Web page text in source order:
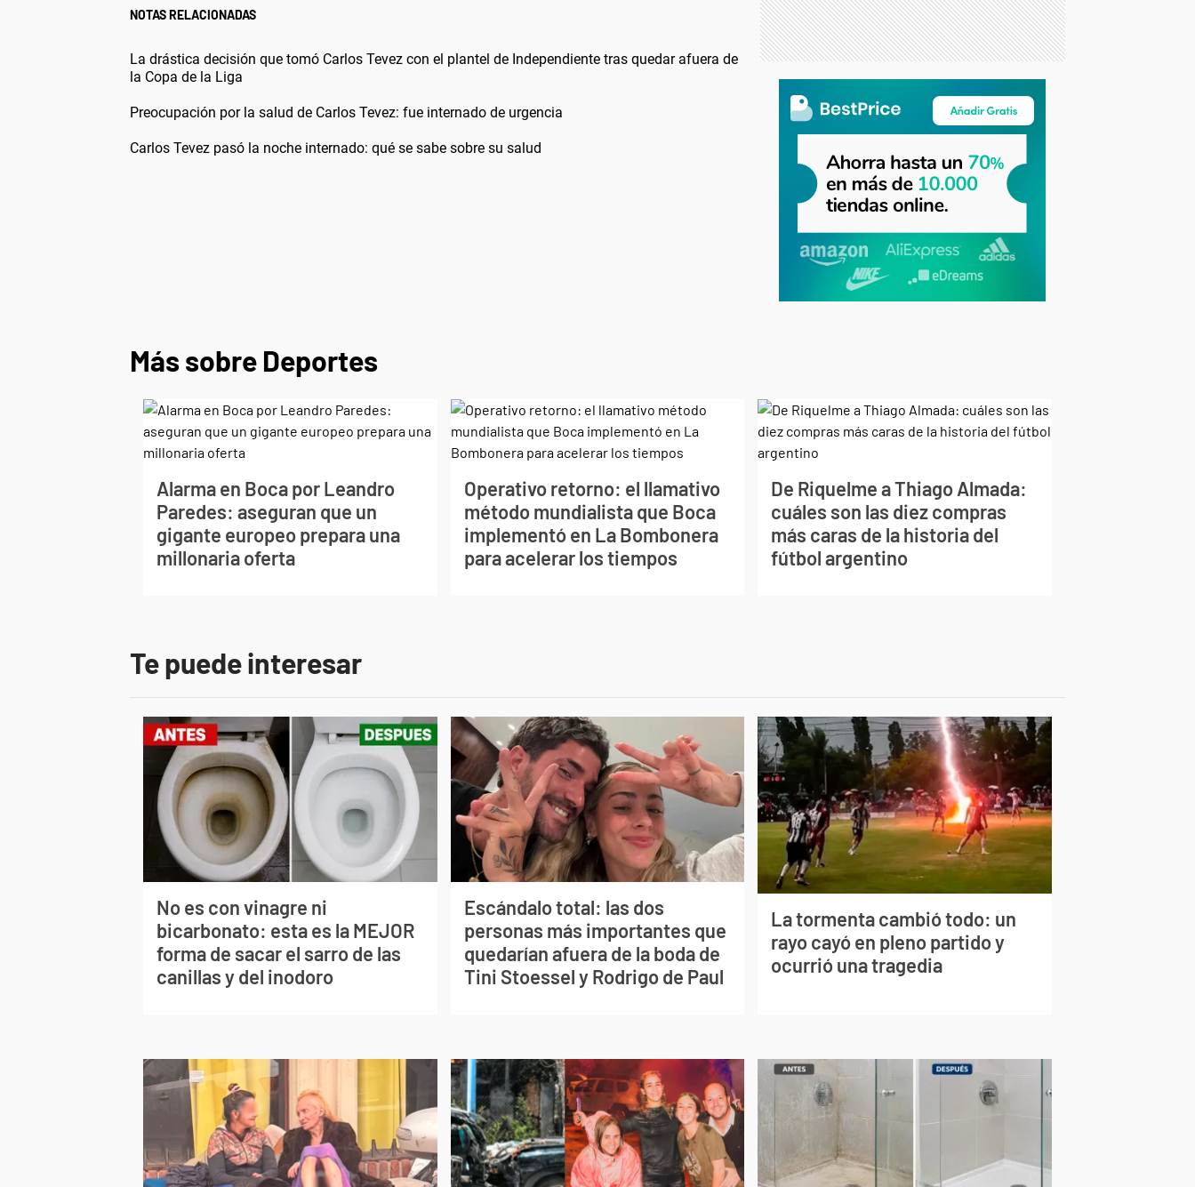
NOTAS RELACIONADAS
La drástica decisión que tomó Carlos Tevez con el plantel de Independiente tras quedar afuera de
la Copa de la Liga
Preocupación por la salud de Carlos Tevez: fue internado de urgencia
Carlos Tevez pasó la noche internado: qué se sabe sobre su salud
Más sobre Deportes
Alarma en Boca por Leandro
Paredes: aseguran que un
gigante europeo prepara una
millonaria oferta
Operativo retorno: el llamativo
método mundialista que Boca
implementó en La Bombonera
para acelerar los tiempos
De Riquelme a Thiago Almada:
cuáles son las diez compras
más caras de la historia del
fútbol argentino
Te puede interesar
No es con vinagre ni
bicarbonato: esta es la MEJOR
forma de sacar el sarro de las
canillas y del inodoro
Escándalo total: las dos
personas más importantes que
quedarían afuera de la boda de
Tini Stoessel y Rodrigo de Paul
La tormenta cambió todo: un
rayo cayó en pleno partido y
ocurrió una tragedia